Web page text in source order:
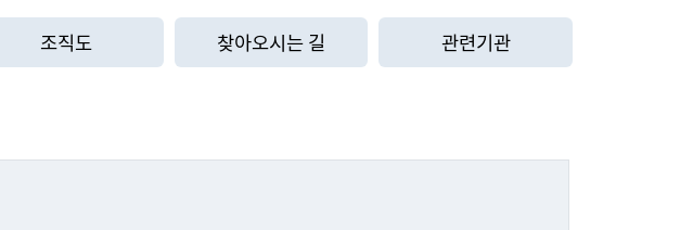
조직도 찾아오시는 길 관련기관